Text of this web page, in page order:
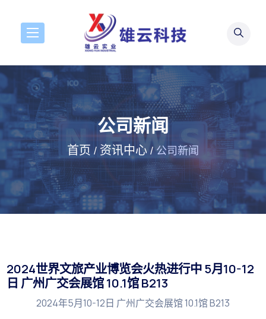
公司新闻
首页 / 资讯中心 / 公司新闻
2024世界文旅产业博览会火热进行中 5月10-12
日 广州广交会展馆 10.1馆 B213
2024年5月10-12日 广州广交会展馆 10.1馆 B213